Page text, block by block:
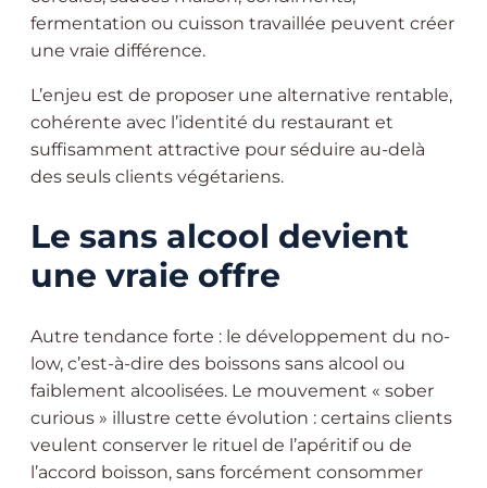
fermentation ou cuisson travaillée peuvent créer
une vraie différence.
L’enjeu est de proposer une alternative rentable,
cohérente avec l’identité du restaurant et
suffisamment attractive pour séduire au-delà
des seuls clients végétariens.
Le sans alcool devient
une vraie offre
Autre tendance forte : le développement du no-
low, c’est-à-dire des boissons sans alcool ou
faiblement alcoolisées. Le mouvement « sober
curious » illustre cette évolution : certains clients
veulent conserver le rituel de l’apéritif ou de
l’accord boisson, sans forcément consommer